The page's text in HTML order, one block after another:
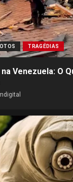
TRAGÉDIAS
Venezuela: O